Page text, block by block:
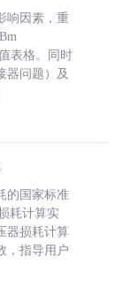
响因素，重
表格。同时
器问题）及
的国家标准
耗计算实
器损耗计算
，指导用户